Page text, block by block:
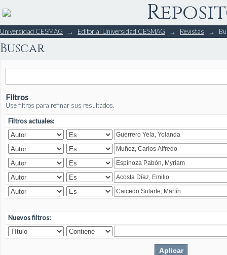
Buscar
Universidad CESMAG → Editorial Universidad CESMAG → Revistas →
Buscar
Filtros
Use filtros para refinar sus resultados.
Filtros actuales:
Nuevos filtros: